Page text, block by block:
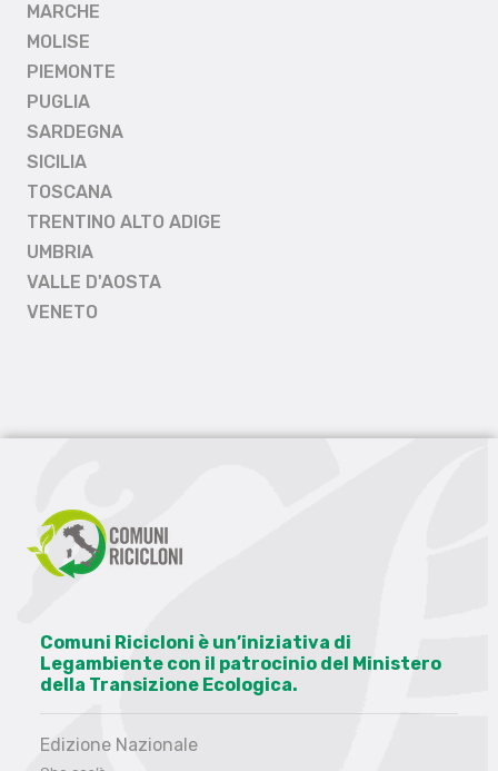
MARCHE
MOLISE
PIEMONTE
PUGLIA
SARDEGNA
SICILIA
TOSCANA
TRENTINO ALTO ADIGE
UMBRIA
VALLE D'AOSTA
VENETO
Comuni Ricicloni è un’iniziativa di
Legambiente con il patrocinio del Ministero
della Transizione Ecologica.
Edizione Nazionale